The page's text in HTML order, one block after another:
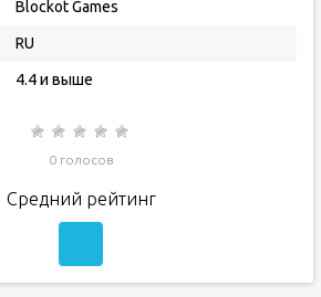
Blockot Games
RU
4.4 и выше
0 голосов
Средний рейтинг